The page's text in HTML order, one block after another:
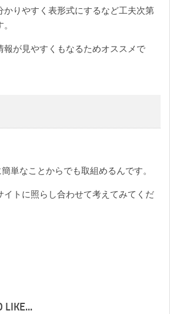
かりやすく表形式にするなど工夫次第
報が見やすくもなるためオススメで
単なことからでも取組めるんです。
イトに照らし合わせて考えてみてくだ
LIKE...